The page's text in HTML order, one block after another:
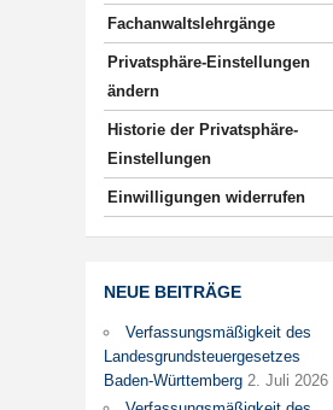
Fachanwaltslehrgänge
Privatsphäre-Einstellungen
ändern
Historie der Privatsphäre-
Einstellungen
Einwilligungen widerrufen
NEUE BEITRÄGE
Verfassungsmäßigkeit des
Landesgrundsteuergesetzes
Baden-Württemberg 2. Juli 2026